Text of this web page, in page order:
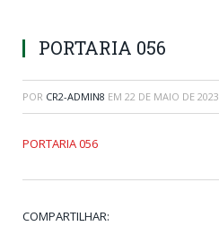
PORTARIA 056
POR CR2-ADMIN8 EM 22 DE MAIO DE 2023
PORTARIA 056
COMPARTILHAR: